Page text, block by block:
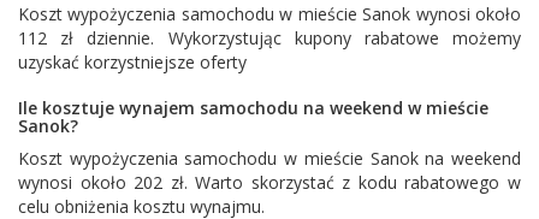
Koszt wypożyczenia samochodu w mieście Sanok wynosi około
112 zł dziennie. Wykorzystując kupony rabatowe możemy
uzyskać korzystniejsze oferty
Ile kosztuje wynajem samochodu na weekend w mieście
Sanok?
Koszt wypożyczenia samochodu w mieście Sanok na weekend
wynosi około 202 zł. Warto skorzystać z kodu rabatowego w
celu obniżenia kosztu wynajmu.